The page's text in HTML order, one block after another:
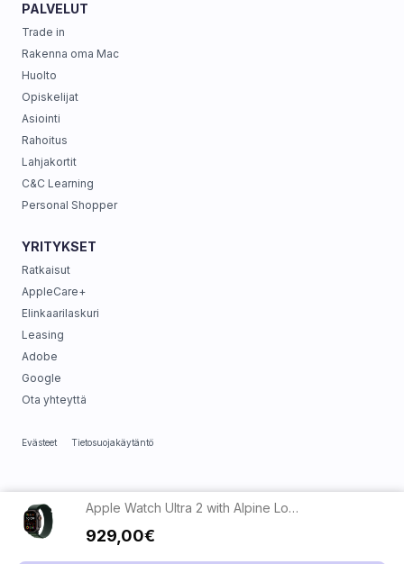
Apple Watch Ultra 2 with Alpine Loop
929,00€
PALVELUT
Trade in
Rakenna oma Mac
Huolto
Opiskelijat
Asiointi
Rahoitus
Lahjakortit
C&C Learning
Personal Shopper
YRITYKSET
Ratkaisut
AppleCare+
Elinkaarilaskuri
Leasing
Adobe
Google
Ota yhteyttä
Evästeet Tietosuojakäytäntö